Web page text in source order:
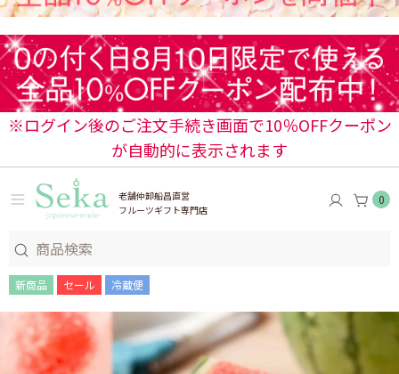
※ログイン後のご注文手続き画面で10％OFFクーポン
が自動的に表示されます
老舗仲卸船昌直営
フルーツギフト専門店
0
新商品 セール 冷蔵便